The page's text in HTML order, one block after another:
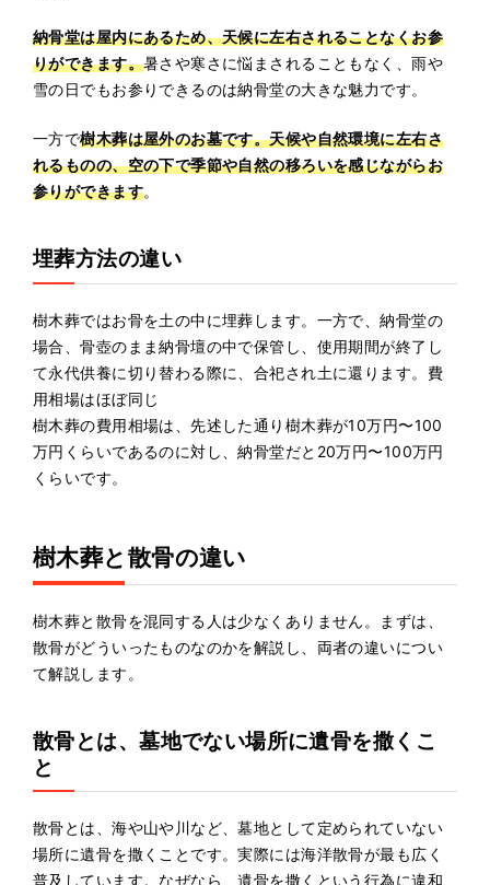
納骨堂は屋内にあるため、天候に左右されることなくお参
りができます。暑さや寒さに悩まされることもなく、雨や
雪の日でもお参りできるのは納骨堂の大きな魅力です。
一方で樹木葬は屋外のお墓です。天候や自然環境に左右さ
れるものの、空の下で季節や自然の移ろいを感じながらお
参りができます。
埋葬方法の違い
樹木葬ではお骨を土の中に埋葬します。一方で、納骨堂の
場合、骨壺のまま納骨壇の中で保管し、使用期間が終了し
て永代供養に切り替わる際に、合祀され土に還ります。費
用相場はほぼ同じ
樹木葬の費用相場は、先述した通り樹木葬が10万円〜100
万円くらいであるのに対し、納骨堂だと20万円〜100万円
くらいです。
樹木葬と散骨の違い
樹木葬と散骨を混同する人は少なくありません。まずは、
散骨がどういったものなのかを解説し、両者の違いについ
て解説します。
散骨とは、墓地でない場所に遺骨を撒くこ
と
散骨とは、海や山や川など、墓地として定められていない
場所に遺骨を撒くことです。実際には海洋散骨が最も広く
普及しています。なぜなら、遺骨を撒くという行為に違和